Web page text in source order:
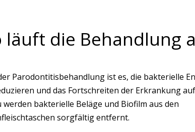
läuft die Behandlung
Parodontitisbehandlung ist es, die bakterielle
und das Fortschreiten der Erkrankung
werden bakterielle Beläge und Biofilm aus den
sorgfältig entfernt.